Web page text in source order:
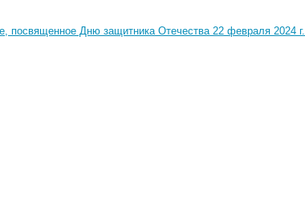
посвященное Дню защитника Отечества 22 февраля 2024 г.